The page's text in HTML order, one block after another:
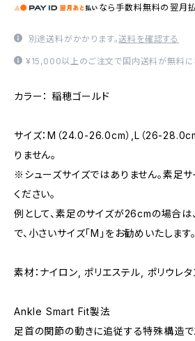
なら 手数料無料の 翌月
別途送料がかかります。送料を確認する
¥15,000以上のご注文で国内送料が無料に
カラー： 稲穂ゴールド
サイズ：M（24.0-26.0cm）,L（26-
りません。
※シューズサイズではありません。素足サ
ください。
例として、素足のサイズが26cmの場合は
で、小さいサイズ「M」をお勧めいたします。
素材：ナイロン, ポリエステル, ポリウレタ
Ankle Smart Fit製法
足首の関節の動きに追従する特殊構造